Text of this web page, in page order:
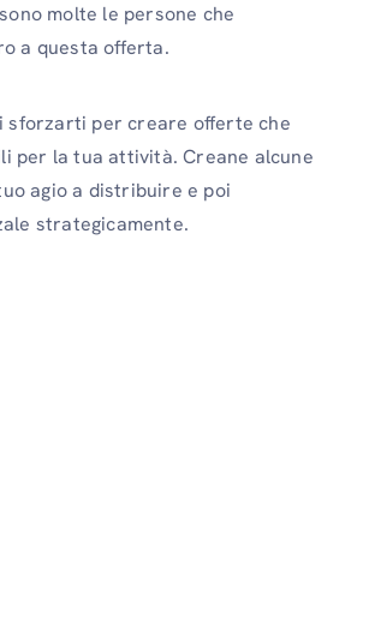
molte le persone che
a questa offerta.
sforzarti per creare offerte che
per la tua attività. Creane alcune
agio a distribuire e poi
strategicamente.